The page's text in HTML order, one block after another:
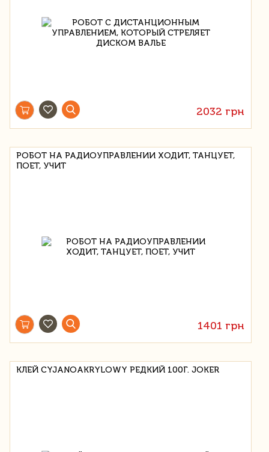
2032 грн
РОБОТ НА РАДИОУПРАВЛЕНИИ ХОДИТ, ТАНЦУЕТ,
ПОЕТ, УЧИТ
1401 грн
КЛЕЙ CYJANOAKRYLOWY РЕДКИЙ 100Г. JOKER